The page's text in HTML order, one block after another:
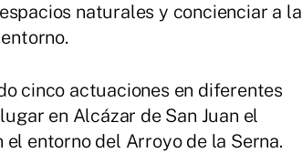
naturales y concienciar a la
cinco actuaciones en diferentes
en Alcázar de San Juan el
el entorno del Arroyo de la Serna.